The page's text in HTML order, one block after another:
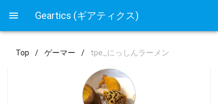
Geartics (ギアティクス)
Top / ゲーマー / tpe_にっしんラーメン